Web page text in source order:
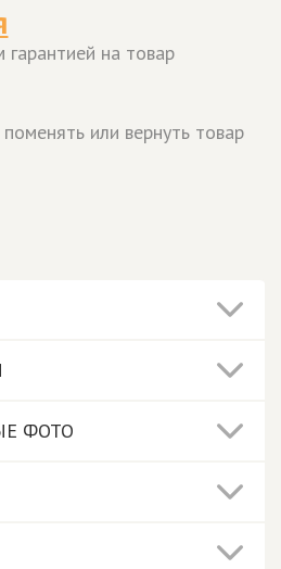
гарантией на товар
или вернуть товар
ФОТО